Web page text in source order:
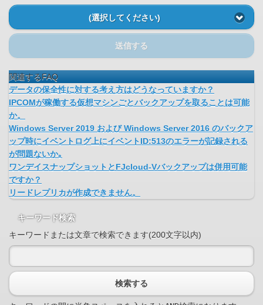
(選択してください)
送信する
関連するFAQ
データの保全性に対する考え方はどうなっていますか？
IPCOMが稼働する仮想マシンごとバックアップを取ることは可能
か。
Windows Server 2019 および Windows Server 2016 のバックア
ップ時にイベントログ上にイベントID:513のエラーが記録される
が問題ないか｡
ワンデイスナップショットとFJcloud-Vバックアップは併用可能
ですか？
リードレプリカが作成できません。
キーワード検索
キーワードまたは文章で検索できます(200文字以内)
検索する